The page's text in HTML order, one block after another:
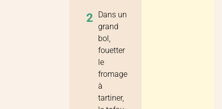
2
Dans un
grand
bol,
fouetter
le
fromage
à
tartiner,